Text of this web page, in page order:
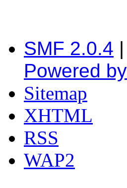
SMF 2.0.4 |
Powered
Sitemap
XHTML
RSS
WAP2